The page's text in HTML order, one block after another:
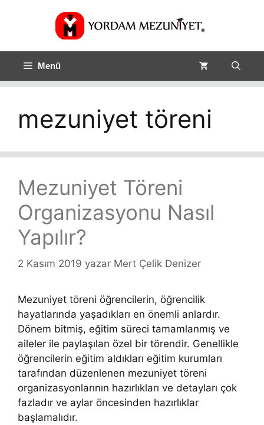
Menü
mezuniyet töreni
Mezuniyet Töreni
Organizasyonu Nasıl
Yapılır?
2 Kasım 2019 yazar Mert Çelik Denizer
Mezuniyet töreni öğrencilerin, öğrencilik
hayatlarında yaşadıkları en önemli anlardır.
Dönem bitmiş, eğitim süreci tamamlanmış ve
aileler ile paylaşılan özel bir törendir. Genellikle
öğrencilerin eğitim aldıkları eğitim kurumları
tarafından düzenlenen mezuniyet töreni
organizasyonlarının hazırlıkları ve detayları çok
fazladır ve aylar öncesinden hazırlıklar
başlamalıdır.